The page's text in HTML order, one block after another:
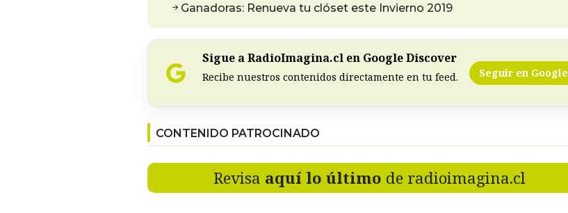
Ganadoras: Renueva tu clóset este Invierno 2019
Sigue a RadioImagina.cl en Google Discover
Recibe nuestros contenidos directamente en tu feed. Seguir en Google
CONTENIDO PATROCINADO
Revisa aquí lo último de radioimagina.cl